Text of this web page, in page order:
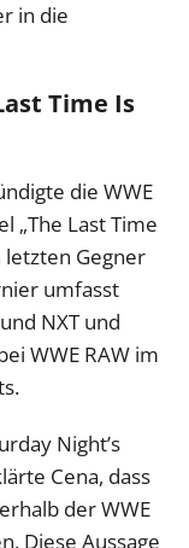
in die
Time Is
die WWE
„The Last Time
letzten Gegner
umfasst
NXT und
WWE RAW im
Night’s
Cena, dass
der WWE
Diese Aussage